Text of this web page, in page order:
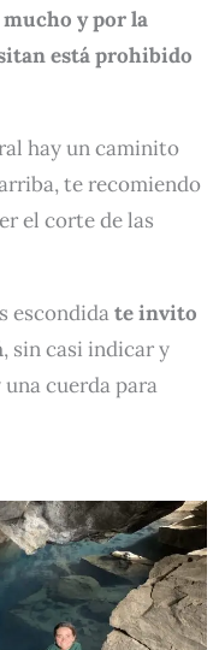
y por la
está prohibido
hay un caminito
te recomiendo
el corte de las
escondidate invito
, sin casi indicar y
cuerda para